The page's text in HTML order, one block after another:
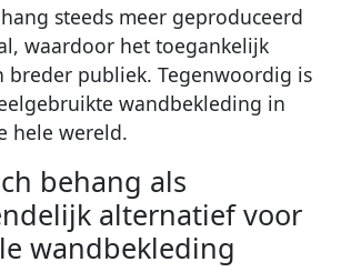
steeds meer geproduceerd
waardoor het toegankelijk
breder publiek. Tegenwoordig is
wandbekleding in
hele wereld.
behang als
alternatief voor
wandbekleding